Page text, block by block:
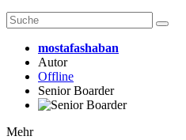
mostafashaban
Autor
Offline
Senior Boarder
Mehr